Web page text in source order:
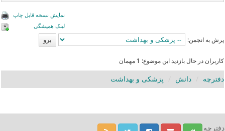
نمایش نسخه قابل چاپ
لینک همیشگی
پرش به انجمن:
کاربران در حال بازدید این موضوع: 1 مهمان
دفترچه دانش پزشکی و بهداشت
دفترچه